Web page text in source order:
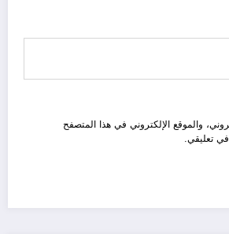
والموقع الإلكتروني في هذا المتصفح
في تعليقي.